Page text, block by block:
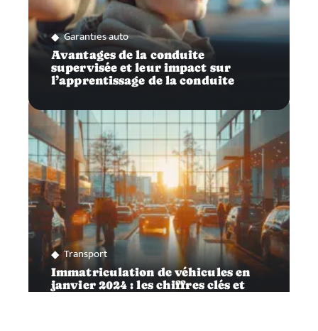
Garanties auto
Avantages de la conduite
supervisée et leur impact sur
l’apprentissage de la conduite
Transport
Immatriculation de véhicules en
janvier 2024 : les chiffres clés et